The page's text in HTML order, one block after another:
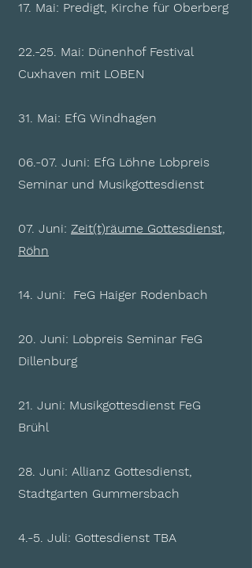
17. Mai: Predigt, Kirche für Oberberg
22.-25. Mai: Dünenhof Festival
Cuxhaven mit LOBEN
31. Mai: EfG Windhagen
06.-07. Juni: EfG Löhne Lobpreis
Seminar und Musikgottesdienst
07. Juni: Zeit(t)räume Gottesdienst,
Röhn
14. Juni: FeG Haiger Rodenbach
20. Juni: Lobpreis Seminar FeG
Dillenburg
21. Juni: Musikgottesdienst FeG
Brühl
28. Juni: Allianz Gottesdienst,
Stadtgarten Gummersbach
4.-5. Juli: Gottesdienst TBA